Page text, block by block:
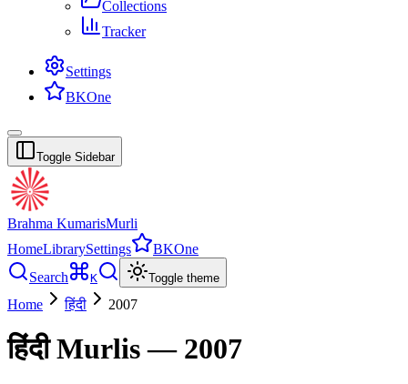
Collections
Tracker
Settings
BKOne
Toggle Sidebar
Brahma KumarisMurli
HomeLibrarySettings
BKOne
Search
K Toggle theme
Home हिंदी 2007
हिंदीMurlis — 2007